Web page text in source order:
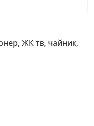
ЖК тв, чайник,